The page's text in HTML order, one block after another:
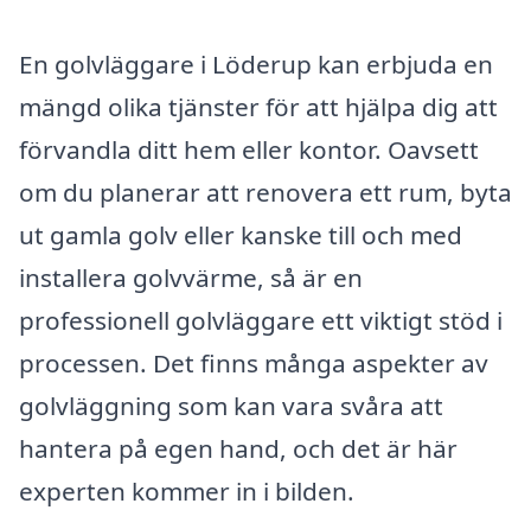
En golvläggare i Löderup kan erbjuda en
mängd olika tjänster för att hjälpa dig att
förvandla ditt hem eller kontor. Oavsett
om du planerar att renovera ett rum, byta
ut gamla golv eller kanske till och med
installera golvvärme, så är en
professionell golvläggare ett viktigt stöd i
processen. Det finns många aspekter av
golvläggning som kan vara svåra att
hantera på egen hand, och det är här
experten kommer in i bilden.